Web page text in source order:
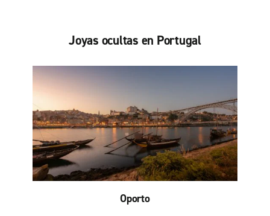
Joyas ocultas en Portugal
Oporto